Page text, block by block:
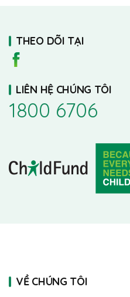
THEO DÕI TẠI
LIÊN HỆ CHÚNG TÔI
1800 6706
VỀ CHÚNG TÔI